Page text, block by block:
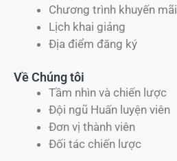
Chương trình khuyến mãi
Lịch khai giảng
Địa điểm đăng ký
Về Chúng tôi
Tầm nhìn và chiến lược
Đội ngũ Huấn luyện viên
Đơn vị thành viên
Đối tác chiến lược